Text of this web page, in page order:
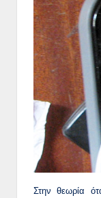
Στην θεωρία